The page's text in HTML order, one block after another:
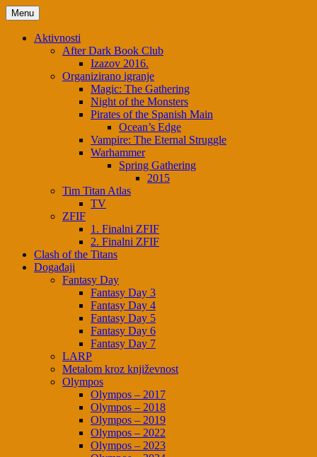
Skip
to
content
Menu
Aktivnosti
After Dark Book Club
Izazov 2016.
Organizirano igranje
Magic: The Gathering
Night of the Monsters
Pirates of the Spanish Main
Ocean’s Edge
Vampire: The Eternal Struggle
Warhammer
Spring Gathering
2015
Tim Titan Atlas
TV
ZFIF
1. Finalni ZFIF
2. Finalni ZFIF
Clash of the Titans
Događaji
Fantasy Day
Fantasy Day 3
Fantasy Day 4
Fantasy Day 5
Fantasy Day 6
Fantasy Day 7
LARP
Metalom kroz književnost
Olympos
Olympos – 2017
Olympos – 2018
Olympos – 2019
Olympos – 2022
Olympos – 2023